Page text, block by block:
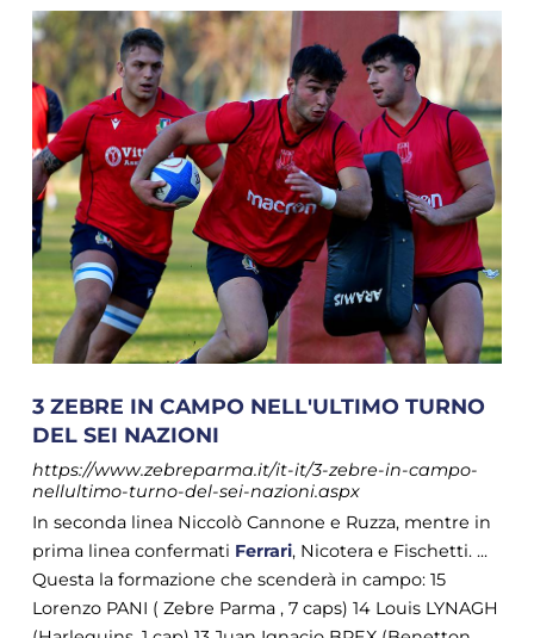
3 ZEBRE IN CAMPO NELL'ULTIMO TURNO
DEL SEI NAZIONI
https://www.zebreparma.it/it-it/3-zebre-in-campo-
nellultimo-turno-del-sei-nazioni.aspx
In seconda linea Niccolò Cannone e Ruzza, mentre in
prima linea confermati Ferrari, Nicotera e Fischetti. ...
Questa la formazione che scenderà in campo: 15
Lorenzo PANI ( Zebre Parma , 7 caps) 14 Louis LYNAGH